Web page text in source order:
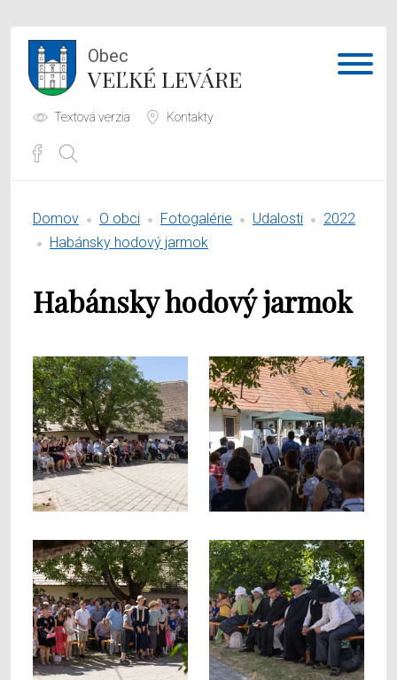
Obec
VEĽKÉ LEVÁRE
Textová verzia Kontakty
Samospráva
Domov O obci Fotogalérie Udalosti
2022
Habánsky hodový jarmok
Habánsky hodový jarmok